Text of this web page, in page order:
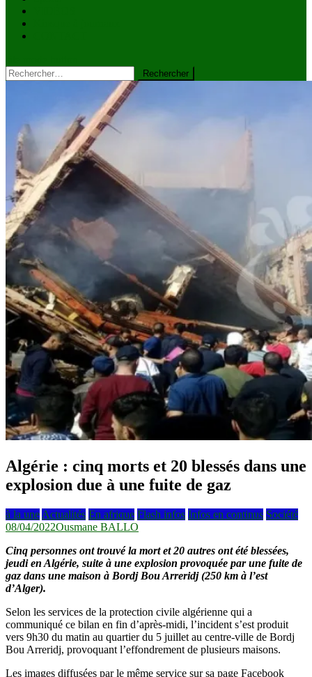
Rechercher :
Algérie : cinq morts et 20 blessés dans une
explosion due à une fuite de gaz
à la une Actualités En afrique Flash infos Infos en continus Société
08/04/2022Ousmane BALLO
Cinq personnes ont trouvé la mort et 20 autres ont été blessées,
jeudi en Algérie, suite à une explosion provoquée par une fuite de
gaz dans une maison à Bordj Bou Arreridj (250 km à l’est
d’Alger).
Selon les services de la protection civile algérienne qui a
communiqué ce bilan en fin d’après-midi, l’incident s’est produit
vers 9h30 du matin au quartier du 5 juillet au centre-ville de Bordj
Bou Arreridj, provoquant l’effondrement de plusieurs maisons.
Les images diffusées par le même service sur sa page Facebook